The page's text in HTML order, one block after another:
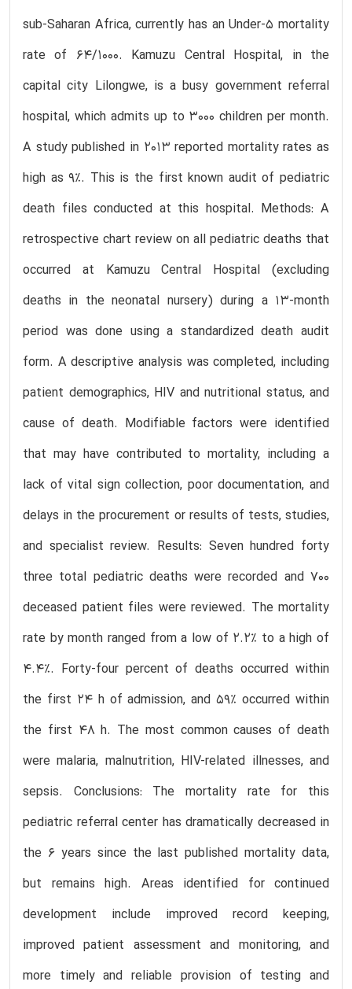
sub-Saharan Africa, currently has an Under-5 mortality
rate of 64/1000. Kamuzu Central Hospital, in the
capital city Lilongwe, is a busy government referral
hospital, which admits up to 3000 children per month.
A study published in 2013 reported mortality rates as
high as 9%. This is the first known audit of pediatric
death files conducted at this hospital. Methods: A
retrospective chart review on all pediatric deaths that
occurred at Kamuzu Central Hospital (excluding
deaths in the neonatal nursery) during a 13-month
period was done using a standardized death audit
form. A descriptive analysis was completed, including
patient demographics, HIV and nutritional status, and
cause of death. Modifiable factors were identified
that may have contributed to mortality, including a
lack of vital sign collection, poor documentation, and
delays in the procurement or results of tests, studies,
and specialist review. Results: Seven hundred forty
three total pediatric deaths were recorded and 700
deceased patient files were reviewed. The mortality
rate by month ranged from a low of 2.2% to a high of
4.4%. Forty-four percent of deaths occurred within
the first 24 h of admission, and 59% occurred within
the first 48 h. The most common causes of death
were malaria, malnutrition, HIV-related illnesses, and
sepsis. Conclusions: The mortality rate for this
pediatric referral center has dramatically decreased in
the 6 years since the last published mortality data,
but remains high. Areas identified for continued
development include improved record keeping,
improved patient assessment and monitoring, and
more timely and reliable provision of testing and